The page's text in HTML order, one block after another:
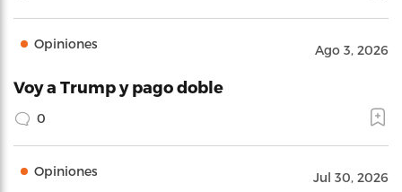
Opiniones Ago 3, 2026
Voy a Trump y pago doble
0
Opiniones Jul 30, 2026